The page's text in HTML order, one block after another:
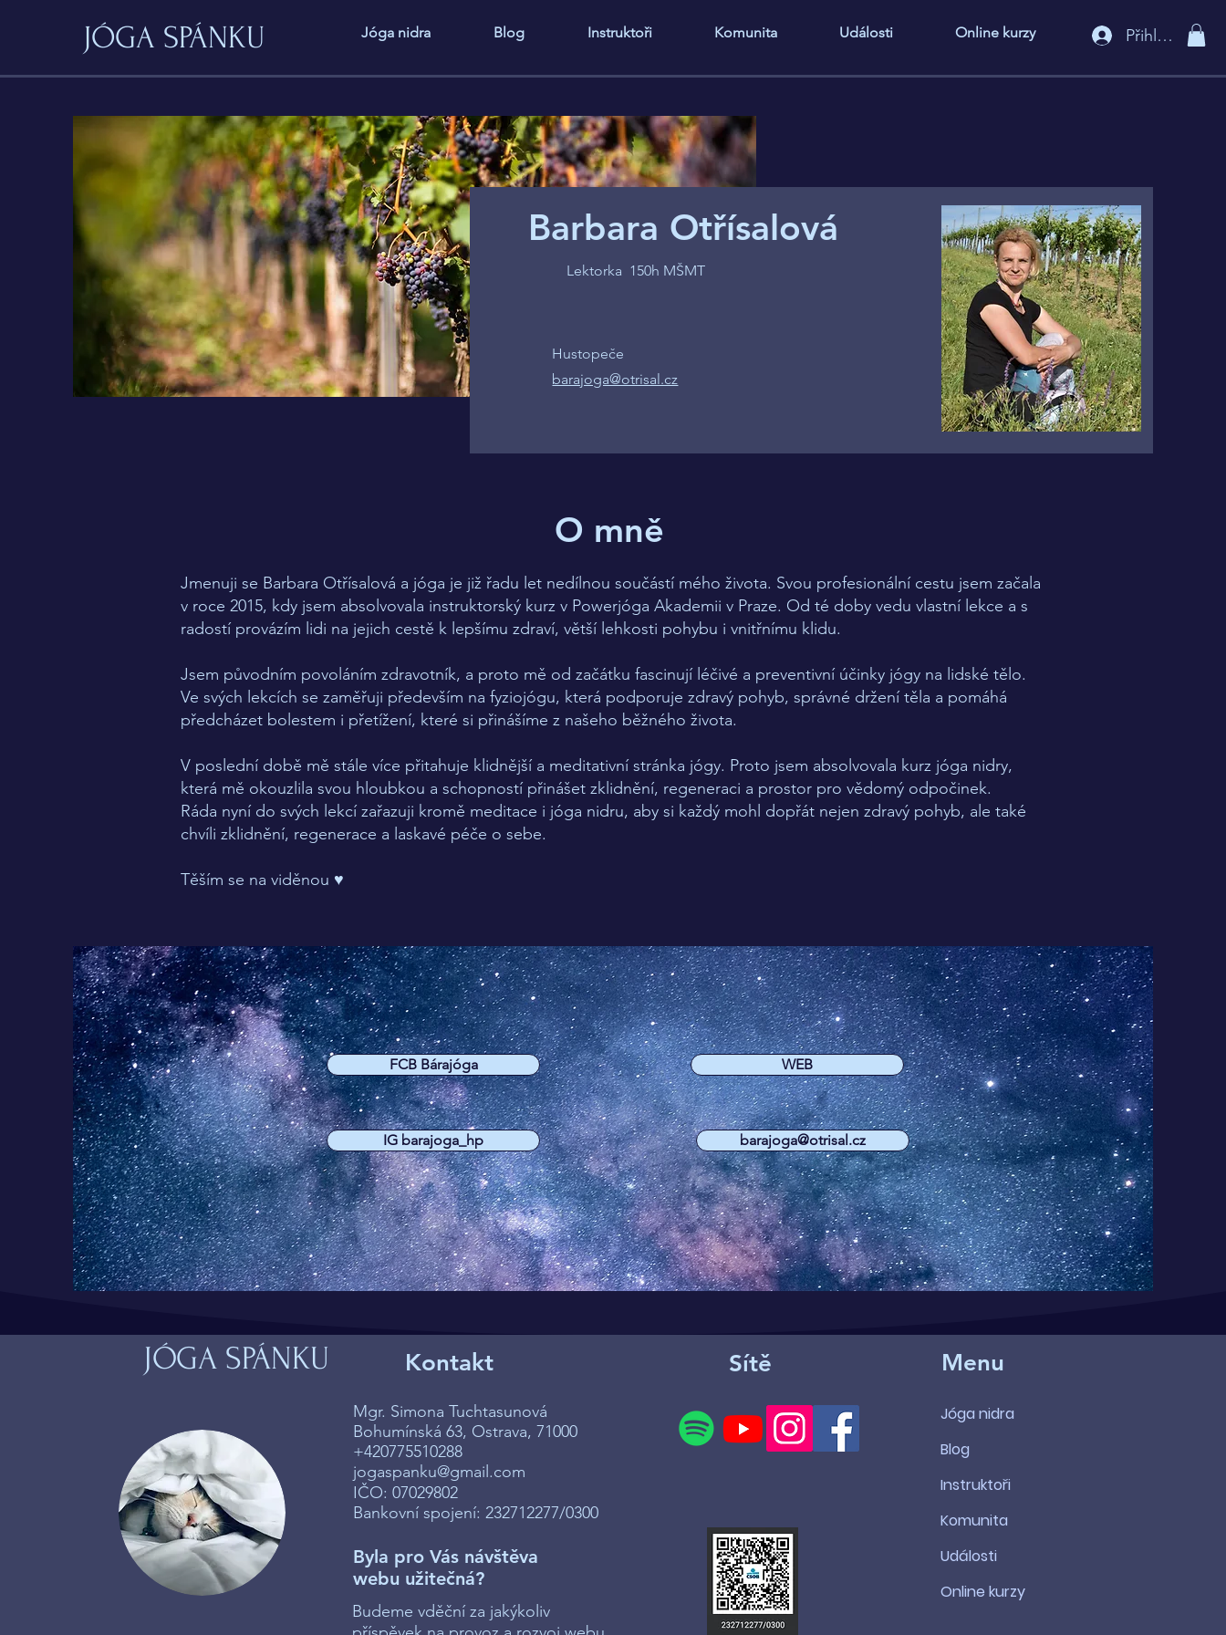
JÓGA SPÁNKU Jóga nidra Blog Instruktoři Komunita Události Online kurzy Přihlášení
Barbara Otřísalová
Lektorka 150h MŠMT
Hustopeče
barajoga@otrisal.cz
O mně
Jmenuji se Barbara Otřísalová a jóga je již řadu let nedílnou součástí mého života. Svou profesionální cestu jsem začala
v roce 2015, kdy jsem absolvovala instruktorský kurz v Powerjóga Akademii v Praze. Od té doby vedu vlastní lekce a s
radostí provázím lidi na jejich cestě k lepšímu zdraví, větší lehkosti pohybu i vnitřnímu klidu.
Jsem původním povoláním zdravotník, a proto mě od začátku fascinují léčivé a preventivní účinky jógy na lidské tělo.
Ve svých lekcích se zaměřuji především na fyziojógu, která podporuje zdravý pohyb, správné držení těla a pomáhá
předcházet bolestem i přetížení, které si přinášíme z našeho běžného života.
V poslední době mě stále více přitahuje klidnější a meditativní stránka jógy. Proto jsem absolvovala kurz jóga nidry,
která mě okouzlila svou hloubkou a schopností přinášet zklidnění, regeneraci a prostor pro vědomý odpočinek.
Ráda nyní do svých lekcí zařazuji kromě meditace i jóga nidru, aby si každý mohl dopřát nejen zdravý pohyb, ale také
chvíli zklidnění, regenerace a laskavé péče o sebe.
Těším se na viděnou ♥
FCB Bárajóga
IG barajoga_hp
WEB
barajoga@otrisal.cz
JÓGA SPÁNKU Kontakt
Mgr. Simona Tuchtasunová
Bohumínská 63, Ostrava, 71000
+420775510288
jogaspanku@gmail.com
IČO: 07029802
Bankovní spojení: 232712277/0300
Byla pro Vás návštěva
webu užitečná?
Budeme vděční za jakýkoliv
Sítě Menu
Jóga nidra
Blog
Instruktoři
Komunita
Události
Online kurzy